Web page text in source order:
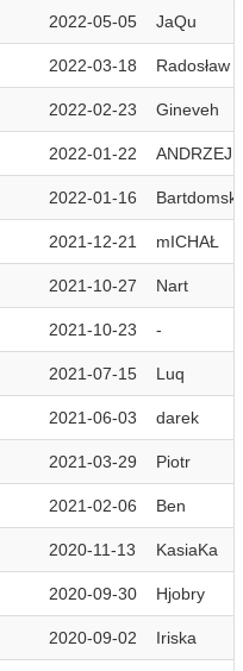
2022-05-05 JaQu
2022-03-18 Radosław
2022-02-23 Gineveh
2022-01-22 ANDRZEJ
2022-01-16 Bartdomski
2021-12-21 mICHAŁ
2021-10-27 Nart
2021-10-23 -
2021-07-15 Luq
2021-06-03 darek
2021-03-29 Piotr
2021-02-06 Ben
2020-11-13 KasiaKa
2020-09-30 Hjobry
2020-09-02 Iriska